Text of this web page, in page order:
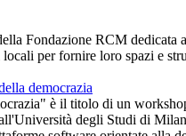
Fondazione RCM dedicata
per fornire loro spazi e
democrazia
è il titolo di un
degli Studi di